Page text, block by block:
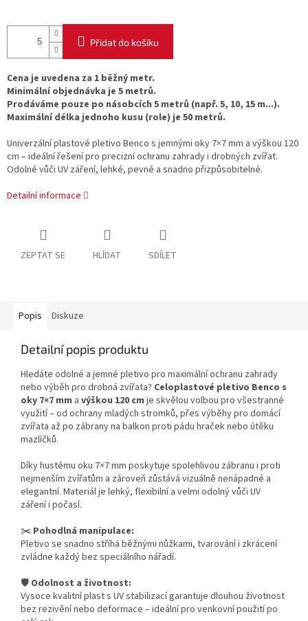
Přidat do košíku
Cena je uvedena za 1 běžný metr.
Minimální objednávka je 5 metrů.
Prodáváme pouze po násobcích 5 metrů (např. 5, 10, 15 m...).
Maximální délka jednoho kusu (role) je 50 metrů.
Univerzální plastové pletivo Benco s jemnými oky 7×7 mm a výškou 120
cm – ideální řešení pro precizní ochranu zahrady i drobných zvířat.
Odolné vůči UV záření, lehké, pevné a snadno přizpůsobitelné.
Detailní informace
ZEPTAT SE HLÍDAT SDÍLET
Popis Diskuze
Detailní popis produktu
Hledáte odolné a jemné pletivo pro maximální ochranu zahrady
nebo výběh pro drobná zvířata? Celoplastové pletivo Benco s
oky 7×7 mm a výškou 120 cm je skvělou volbou pro všestranné
využití – od ochrany mladých stromků, přes výběhy pro domácí
zvířata až po zábrany na balkon proti pádu hraček nebo útěku
mazlíčků.
Díky hustému oku 7×7 mm poskytuje spolehlivou zábranu i proti
nejmenším zvířatům a zároveň zůstává vizuálně nenápadné a
elegantní. Materiál je lehký, flexibilní a velmi odolný vůči UV
záření i počasí.
✂️ Pohodlná manipulace:
Pletivo se snadno stříhá běžnými nůžkami, tvarování i zkrácení
zvládne každý bez speciálního nářadí.
🛡️ Odolnost a životnost:
Vysoce kvalitní plast s UV stabilizací garantuje dlouhou životnost
bez rezivění nebo deformace – ideální pro venkovní použití po